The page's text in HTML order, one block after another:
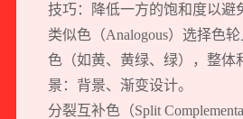
技巧：降低一方的饱和度以避
类似色（Analogous）选择色
色（如黄、黄绿、绿），整体
景：背景、渐变设计。
分裂互补色（Split